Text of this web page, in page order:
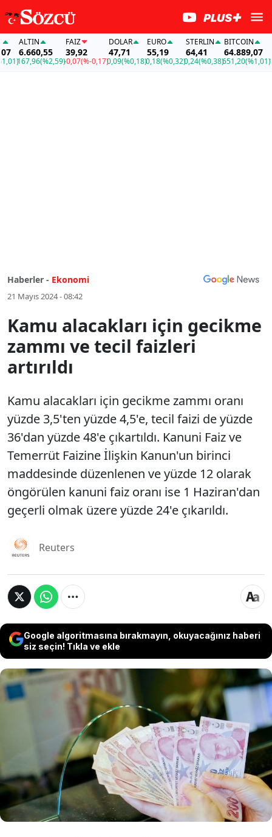
ALTIN
6.660,55
167,96(%2,59)
FAİZ
39,92
-0,07(%-0,17)
DOLAR
47,71
0,09(%0,18)
EURO
55,19
0,18(%0,32)
STERLIN
64,41
0,24(%0,38)
BITCOIN
64.889,07
651,20(%1,01)
Haberler - Ekonomi
21 Mayıs 2024 - 08:42
Kamu alacakları için gecikme
zammı ve tecil faizleri
artırıldı
Kamu alacakları için gecikme zammı oranı
yüzde 3,5'ten yüzde 4,5'e, tecil faizi de yüzde
36'dan yüzde 48'e çıkartıldı. Kanuni Faiz ve
Temerrüt Faizine İlişkin Kanun'un birinci
maddesinde düzenlenen ve yüzde 12 olarak
öngörülen kanuni faiz oranı ise 1 Haziran'dan
geçerli olmak üzere yüzde 24'e çıkarıldı.
Reuters
Google algoritmasına bırakmayın, okuyacağınız haberi
siz seçin! Tıkla ve ekle
Kamu alacakları için gecikme zammı oranı yüzde
3,5'ten yüzde 4,5'e, tecil faizi de yüzde 36'dan
yüzde 48'e çıkartıldı. Kanuni Faiz ve Temerrüt
Faizine İlişkin Kanun'un birinci maddesinde
düzenlenen ve yüzde 12 olarak öngörülen kanuni
faiz oranı ise 1 Haziran'dan geçerli olmak üzere
yüzde 24'e çıkarıldı.